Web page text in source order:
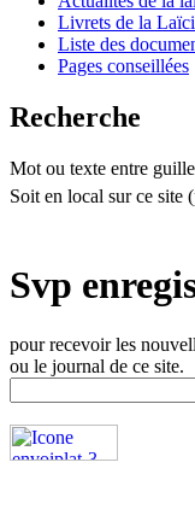
Livrets de la
Liste des
Pages conseillées
Recherche
Mot ou texte entre
Soit en local sur ce site
Svp
pour recevoir les
ou le journal de ce site.